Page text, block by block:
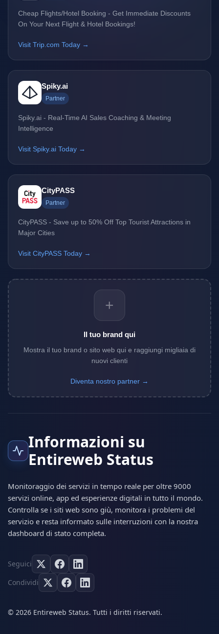
Cheap Flights/Hotel Booking - Get Immediate Discounts
On Your Next Flight & Hotel Bookings!
Visit Trip.com Today →
Spiky.ai
Partner
Spiky.ai - Real-Time AI Sales Coaching & Meeting
Intelligence
Visit Spiky.ai Today →
CityPASS
Partner
CityPASS - Save up to 50% Off Top Tourist Attractions in
Major Cities
Visit CityPASS Today →
+
Il tuo brand qui
Mostra il tuo brand o sito web qui e raggiungi migliaia di
nuovi clienti
Diventa nostro partner →
Informazioni su
Entireweb Status
Monitoraggio dei servizi in tempo reale per oltre 9000
servizi online, app ed esperienze digitali in tutto il mondo.
Controlla se i siti web sono giù, monitora i problemi del
servizio e resta informato sulle interruzioni con la nostra
dashboard di stato completa.
Seguici
Condividi
© 2026 Entireweb Status. Tutti i diritti riservati.